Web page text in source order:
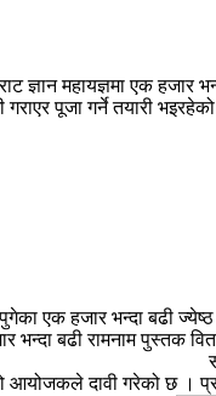
ज्ञान महायज्ञमा एक
गराएर पूजा गर्ने तयारी
एक हजार भन्दा बढी ज्येष्ठ
भन्दा बढी रामनाम
आयोजकले दावी गरेको छ ।